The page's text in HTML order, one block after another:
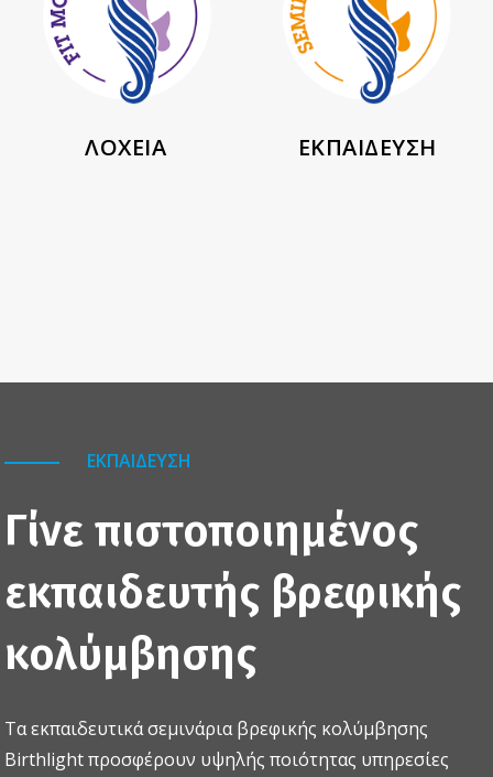
ΛΟΧΕΙΑ ΕΚΠΑΙΔΕΥΣΗ
ΕΚΠΑΙΔΕΥΣΗ
Γίνε πιστοποιημένος
εκπαιδευτής βρεφικής
κολύμβησης
Τα εκπαιδευτικά σεμινάρια βρεφικής κολύμβησης
Birthlight προσφέρουν υψηλής ποιότητας υπηρεσίες